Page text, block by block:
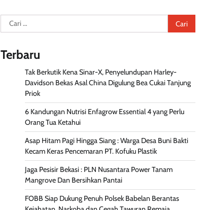
Cari
untuk:
Terbaru
Tak Berkutik Kena Sinar-X, Penyelundupan Harley-
Davidson Bekas Asal China Digulung Bea Cukai Tanjung
Priok
6 Kandungan Nutrisi Enfagrow Essential 4 yang Perlu
Orang Tua Ketahui
Asap Hitam Pagi Hingga Siang : Warga Desa Buni Bakti
Kecam Keras Pencemaran PT. Kofuku Plastik
Jaga Pesisir Bekasi : PLN Nusantara Power Tanam
Mangrove Dan Bersihkan Pantai
FOBB Siap Dukung Penuh Polsek Babelan Berantas